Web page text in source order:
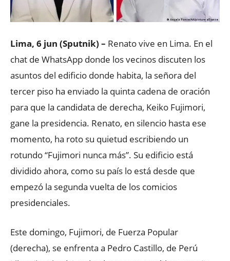
Lima, 6 jun (Sputnik) – Renato vive en Lima. En el
chat de WhatsApp donde los vecinos discuten los
asuntos del edificio donde habita, la señora del
tercer piso ha enviado la quinta cadena de oración
para que la candidata de derecha, Keiko Fujimori,
gane la presidencia. Renato, en silencio hasta ese
momento, ha roto su quietud escribiendo un
rotundo “Fujimori nunca más”. Su edificio está
dividido ahora, como su país lo está desde que
empezó la segunda vuelta de los comicios
presidenciales.
Este domingo, Fujimori, de Fuerza Popular
(derecha), se enfrenta a Pedro Castillo, de Perú